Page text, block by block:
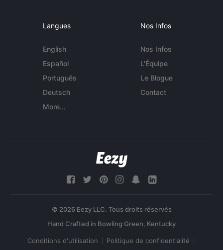
Langues
English
Español
Português
Deutsch
More...
Nos Infos
Nos Infos
L'Équipe
Le Blogue
Contact
© 2026 Eezy LLC. Tous droits réservés
Conditions d'utilisation Politique de confidentialité